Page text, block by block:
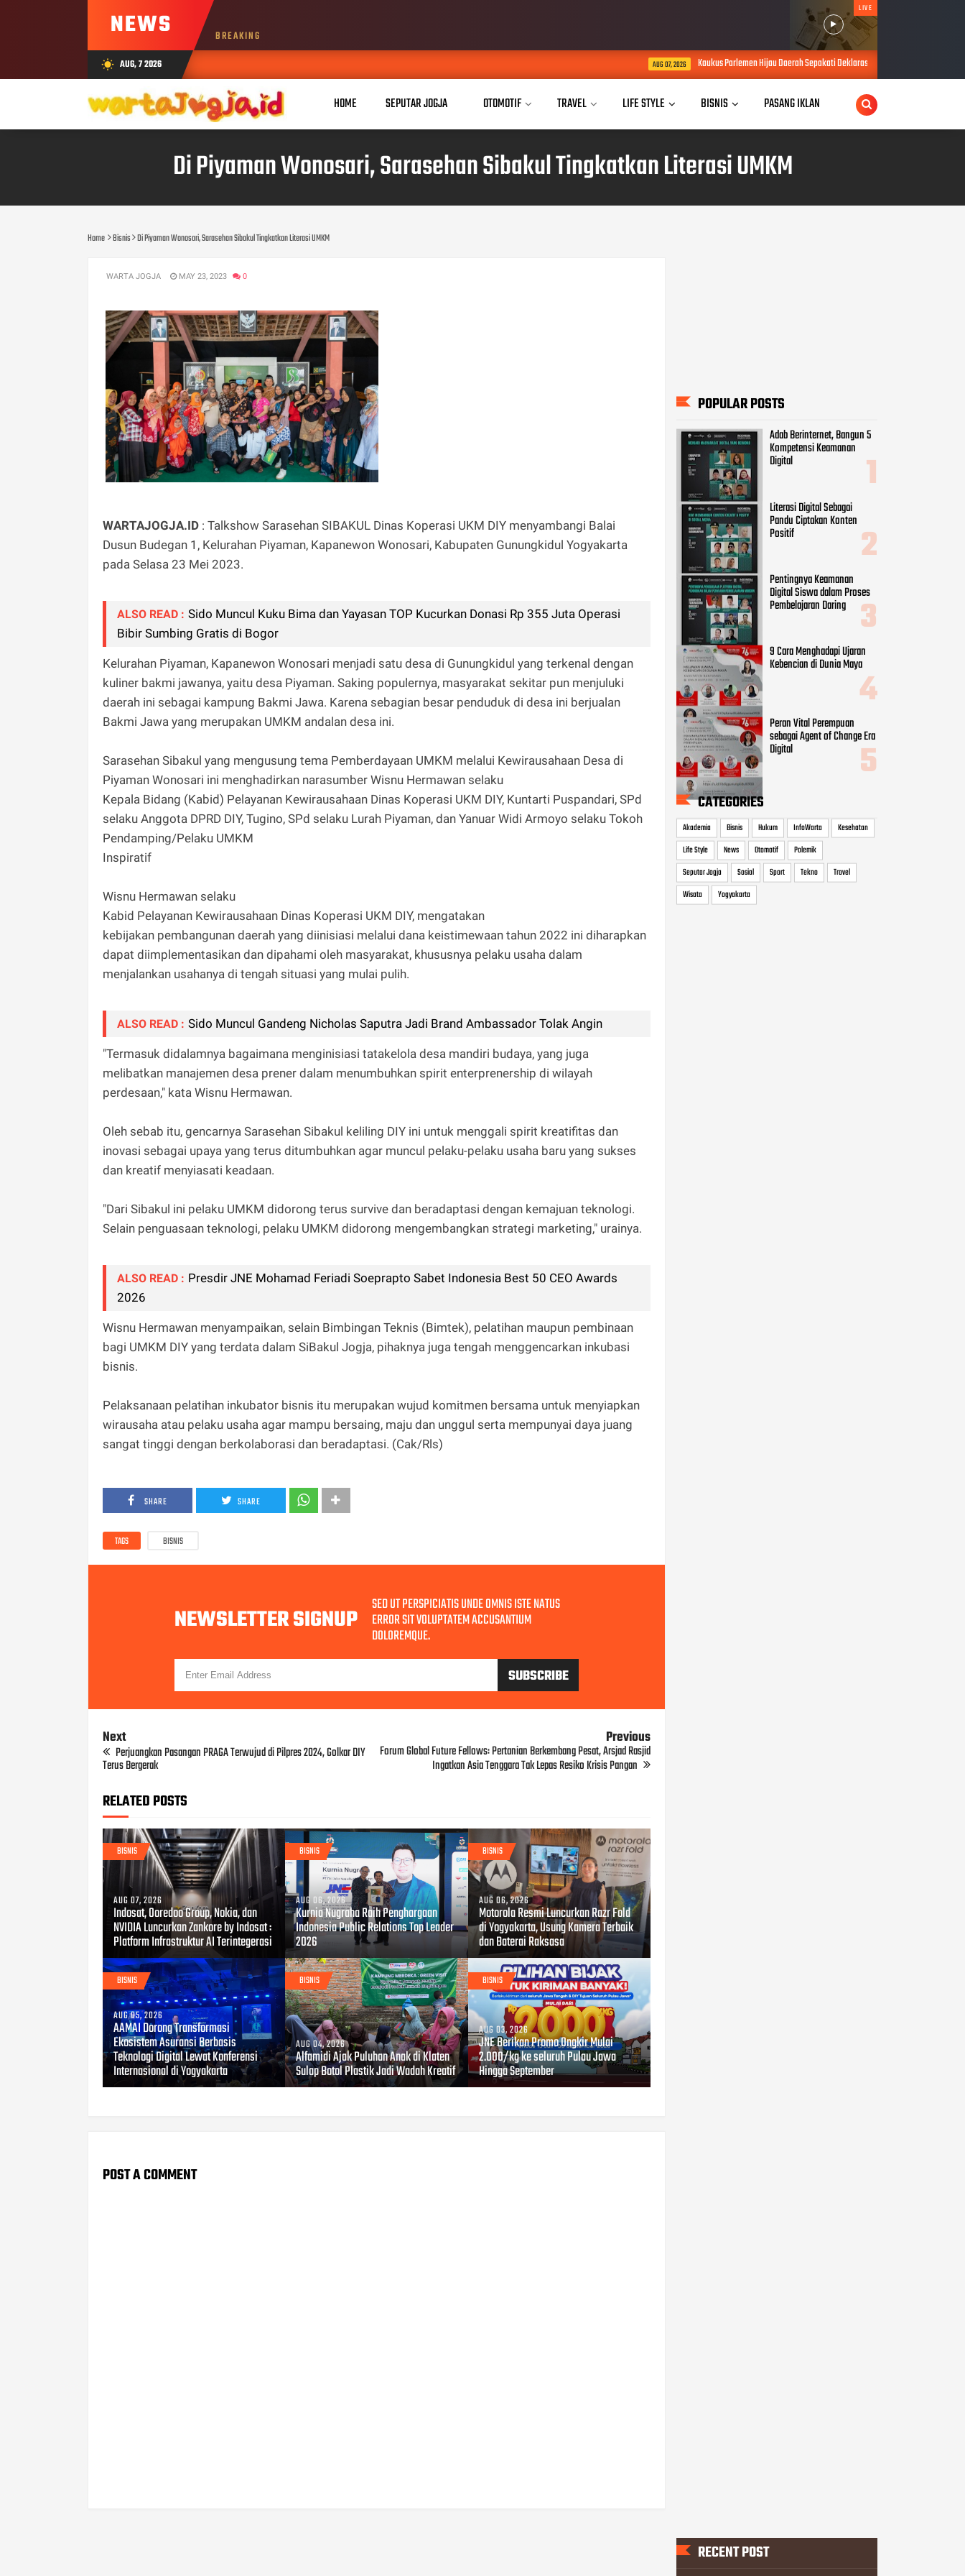
NEWS BREAKING
LIVE
wb_sunny AUG, 7 2026 Kaukus Parlemen Hijau Daerah Sepakati Deklarasi Yogyakarta, Rumuskan Sejumlah Solusi di Tengah
HOME SEPUTAR JOGJA OTOMOTIF TRAVEL LIFE STYLE BISNIS PASANG IKLAN
Di Piyaman Wonosari, Sarasehan Sibakul Tingkatkan Literasi UMKM
Home Bisnis Di Piyaman Wonosari, Sarasehan Sibakul Tingkatkan Literasi UMKM
WARTA JOGJA MAY 23, 2023 0
WARTAJOGJA.ID : Talkshow Sarasehan SIBAKUL Dinas Koperasi UKM DIY menyambangi Balai
Dusun Budegan 1, Kelurahan Piyaman, Kapanewon Wonosari, Kabupaten Gunungkidul Yogyakarta
pada Selasa 23 Mei 2023.
ALSO READ : Sido Muncul Kuku Bima dan Yayasan TOP Kucurkan Donasi Rp 355 Juta Operasi
Bibir Sumbing Gratis di Bogor
Kelurahan Piyaman, Kapanewon Wonosari menjadi satu desa di Gunungkidul yang terkenal dengan
kuliner bakmi jawanya, yaitu desa Piyaman. Saking populernya, masyarakat sekitar pun menjuluki
daerah ini sebagai kampung Bakmi Jawa. Karena sebagian besar penduduk di desa ini berjualan
Bakmi Jawa yang merupakan UMKM andalan desa ini.
Sarasehan Sibakul yang mengusung tema Pemberdayaan UMKM melalui Kewirausahaan Desa di
Piyaman Wonosari ini menghadirkan narasumber Wisnu Hermawan selaku
Kepala Bidang (Kabid) Pelayanan Kewirausahaan Dinas Koperasi UKM DIY, Kuntarti Puspandari, SPd
selaku Anggota DPRD DIY, Tugino, SPd selaku Lurah Piyaman, dan Yanuar Widi Armoyo selaku Tokoh
Pendamping/Pelaku UMKM
Inspiratif
Wisnu Hermawan selaku
Kabid Pelayanan Kewirausahaan Dinas Koperasi UKM DIY, mengatakan
kebijakan pembangunan daerah yang diinisiasi melalui dana keistimewaan tahun 2022 ini diharapkan
dapat diimplementasikan dan dipahami oleh masyarakat, khususnya pelaku usaha dalam
menjalankan usahanya di tengah situasi yang mulai pulih.
ALSO READ : Sido Muncul Gandeng Nicholas Saputra Jadi Brand Ambassador Tolak Angin
"Termasuk didalamnya bagaimana menginisiasi tatakelola desa mandiri budaya, yang juga
melibatkan manajemen desa prener dalam menumbuhkan spirit enterprenership di wilayah
perdesaan," kata Wisnu Hermawan.
Oleh sebab itu, gencarnya Sarasehan Sibakul keliling DIY ini untuk menggali spirit kreatifitas dan
inovasi sebagai upaya yang terus ditumbuhkan agar muncul pelaku-pelaku usaha baru yang sukses
dan kreatif menyiasati keadaan.
"Dari Sibakul ini pelaku UMKM didorong terus survive dan beradaptasi dengan kemajuan teknologi.
Selain penguasaan teknologi, pelaku UMKM didorong mengembangkan strategi marketing," urainya.
ALSO READ : Presdir JNE Mohamad Feriadi Soeprapto Sabet Indonesia Best 50 CEO Awards
2026
Wisnu Hermawan menyampaikan, selain Bimbingan Teknis (Bimtek), pelatihan maupun pembinaan
bagi UMKM DIY yang terdata dalam SiBakul Jogja, pihaknya juga tengah menggencarkan inkubasi
bisnis.
Pelaksanaan pelatihan inkubator bisnis itu merupakan wujud komitmen bersama untuk menyiapkan
wirausaha atau pelaku usaha agar mampu bersaing, maju dan unggul serta mempunyai daya juang
sangat tinggi dengan berkolaborasi dan beradaptasi. (Cak/Rls)
SHARE SHARE
TAGS BISNIS
NEWSLETTER SIGNUP SED UT PERSPICIATIS UNDE OMNIS ISTE NATUS
ERROR SIT VOLUPTATEM ACCUSANTIUM
DOLOREMQUE.
Next
Perjuangkan Pasangan PRAGA Terwujud di Pilpres 2024, Golkar DIY
Terus Bergerak
Previous
Forum Global Future Fellows: Pertanian Berkembang Pesat, Arsjad Rasjid
Ingatkan Asia Tenggara Tak Lepas Resiko Krisis Pangan
RELATED POSTS
BISNIS
AUG 07, 2026
Indosat, Ooredoo Group, Nokia, dan
NVIDIA Luncurkan Zankore by Indosat :
Platform Infrastruktur AI Terintegerasi
BISNIS
AUG 06, 2026
Kurnia Nugraha Raih Penghargaan
Indonesia Public Relations Top Leader
2026
BISNIS
AUG 06, 2026
Motorola Resmi Luncurkan Razr Fold
di Yogyakarta, Usung Kamera Terbaik
dan Baterai Raksasa
BISNIS
AUG 05, 2026
AAMAI Dorong Transformasi
Ekosistem Asuransi Berbasis
Teknologi Digital Lewat Konferensi
Internasional di Yogyakarta
BISNIS
AUG 04, 2026
Alfamidi Ajak Puluhan Anak di Klaten
Sulap Botol Plastik Jadi Wadah Kreatif
BISNIS
AUG 03, 2026
JNE Berikan Promo Ongkir Mulai
2.000/kg ke seluruh Pulau Jawa
Hingga September
POST A COMMENT
POPULAR POSTS
Adab Berinternet, Bangun 5
Kompetensi Keamanan
Digital
Literasi Digital Sebagai
Pandu Ciptakan Konten
Positif
Pentingnya Keamanan
Digital Siswa dalam Proses
Pembelajaran Daring
9 Cara Menghadapi Ujaran
Kebencian di Dunia Maya
Peran Vital Perempuan
sebagai Agent of Change Era
Digital
CATEGORIES
Akademia Bisnis Hukum InfoWarta
Kesehatan
Life Style
News Otomotif
Polemik
Seputar Jogja
Sosial Sport Tekno
Travel
Wisata
Yogyakarta
RECENT POST